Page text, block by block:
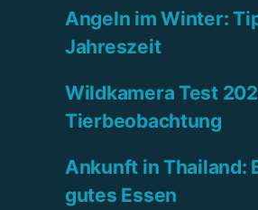
Angeln im Winter:
Jahreszeit
Wildkamera Test
Tierbeobachtung
Ankunft in Thailand:
gutes Essen